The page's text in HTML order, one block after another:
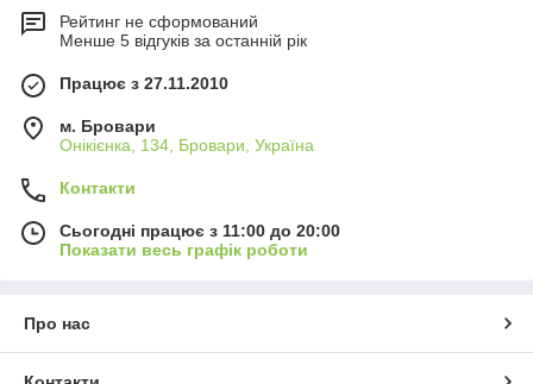
Рейтинг не сформований
Менше 5 відгуків за останній рік
Працює з 27.11.2010
м. Бровари
Онікієнка, 134, Бровари, Україна
Контакти
Сьогодні працює з 11:00 до 20:00
Показати весь графік роботи
Про нас